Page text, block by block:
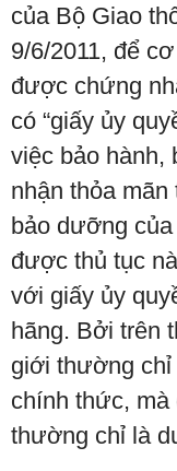
của Bộ Giao
9/6/2011, để
được chứng
có “giấy ủy
việc bảo hành,
nhận thỏa
bảo dưỡng của
được thủ tục
với giấy ủy
hãng. Bởi trên
giới thường chỉ
chính thức, mà
thường chỉ là